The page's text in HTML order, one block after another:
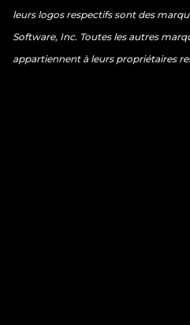
leurs logos respectifs sont des
Software, Inc. Toutes les autres
appartiennent à leurs propriétaires